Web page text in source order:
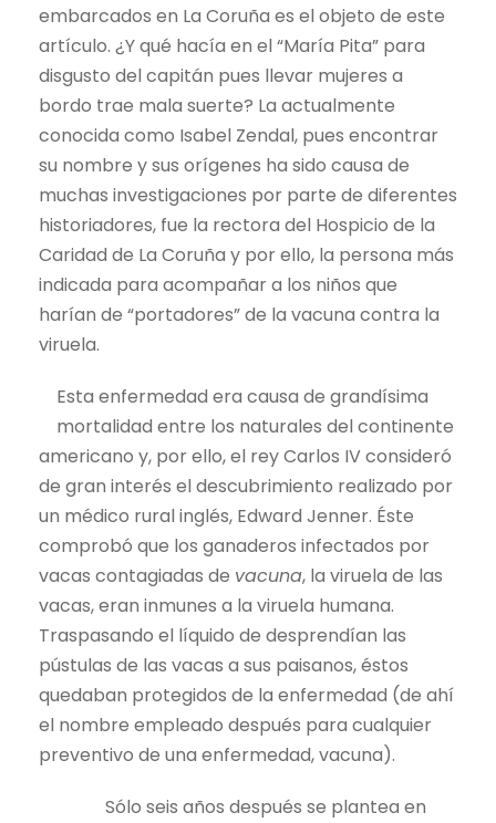
embarcados en La Coruña es el objeto de este
artículo. ¿Y qué hacía en el “María Pita” para
disgusto del capitán pues llevar mujeres a
bordo trae mala suerte? La actualmente
conocida como Isabel Zendal, pues encontrar
su nombre y sus orígenes ha sido causa de
muchas investigaciones por parte de diferentes
historiadores, fue la rectora del Hospicio de la
Caridad de La Coruña y por ello, la persona más
indicada para acompañar a los niños que
harían de “portadores” de la vacuna contra la
viruela.
Esta enfermedad era causa de grandísima
mortalidad entre los naturales del continente
americano y, por ello, el rey Carlos IV consideró
de gran interés el descubrimiento realizado por
un médico rural inglés, Edward Jenner. Éste
comprobó que los ganaderos infectados por
vacas contagiadas de vacuna, la viruela de las
vacas, eran inmunes a la viruela humana.
Traspasando el líquido de desprendían las
pústulas de las vacas a sus paisanos, éstos
quedaban protegidos de la enfermedad (de ahí
el nombre empleado después para cualquier
preventivo de una enfermedad, vacuna).
Sólo seis años después se plantea en